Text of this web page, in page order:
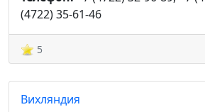
(4722) 35-61-46
5
Вихляндия